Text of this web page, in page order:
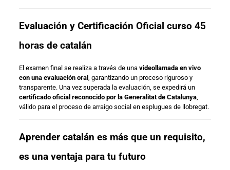
Evaluación y Certificación Oficial curso 45
horas de catalán
El examen final se realiza a través de una videollamada en vivo
con una evaluación oral, garantizando un proceso riguroso y
transparente. Una vez superada la evaluación, se expedirá un
certificado oficial reconocido por la Generalitat de Catalunya,
válido para el proceso de arraigo social en esplugues de llobregat.
Aprender catalán es más que un requisito,
es una ventaja para tu futuro